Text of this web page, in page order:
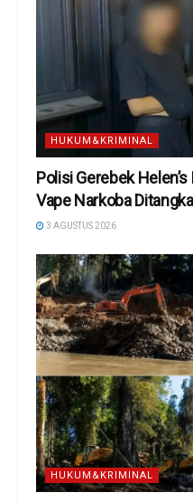
HUKUM&KRIMINAL
Polisi Gerebek
Vape Narkoba
3 AGUSTUS 2026
HUKUM&KRIMINAL